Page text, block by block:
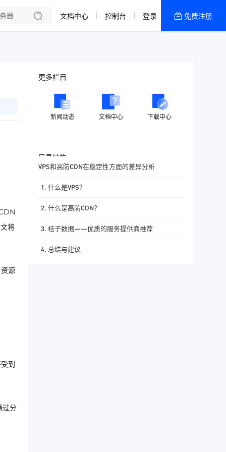
香港精品CN2云
文档中心 控制台 登录 免费注册
将
源
到
过分
更多栏目
新闻动态 文档中心 下载中心
目录结构
VPS和高防CDN在稳定性方面的差异分析
1. 什么是VPS？
2. 什么是高防CDN？
3. 桔子数据——优质的服务提供商推荐
4. 总结与建议